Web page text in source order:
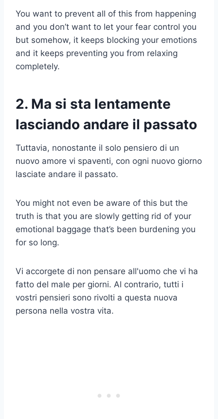
You want to prevent all of this from happening
and you don’t want to let your fear control you
but somehow, it keeps blocking your emotions
and it keeps preventing you from relaxing
completely.
2. Ma si sta lentamente
lasciando andare il passato
Tuttavia, nonostante il solo pensiero di un
nuovo amore vi spaventi, con ogni nuovo giorno
lasciate andare il passato.
You might not even be aware of this but the
truth is that you are slowly getting rid of your
emotional baggage that’s been burdening you
for so long.
Vi accorgete di non pensare all'uomo che vi ha
fatto del male per giorni. Al contrario, tutti i
vostri pensieri sono rivolti a questa nuova
persona nella vostra vita.